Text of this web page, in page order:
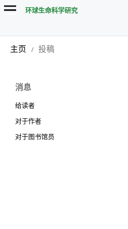
环球生命科学研究
主页 / 投稿
消息
给读者
对于作者
对于图书馆员